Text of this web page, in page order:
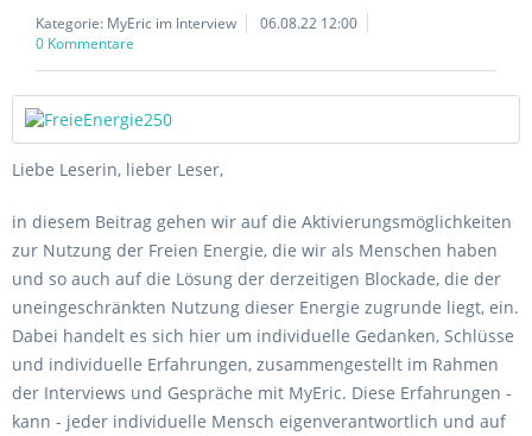
Kategorie: MyEric im Interview
06.08.22 12:00
0 Kommentare
Liebe Leserin, lieber Leser,
in diesem Beitrag gehen wir auf die Aktivierungsmöglichkeiten
zur Nutzung der Freien Energie, die wir als Menschen haben
und so auch auf die Lösung der derzeitigen Blockade, die der
uneingeschränkten Nutzung dieser Energie zugrunde liegt, ein.
Dabei handelt es sich hier um individuelle Gedanken, Schlüsse
und individuelle Erfahrungen, zusammengestellt im Rahmen
der Interviews und Gespräche mit MyEric. Diese Erfahrungen -
kann - jeder individuelle Mensch eigenverantwortlich und auf